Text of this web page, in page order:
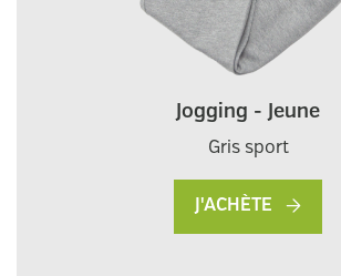
Jogging - Jeune
Gris sport
J'ACHÈTE